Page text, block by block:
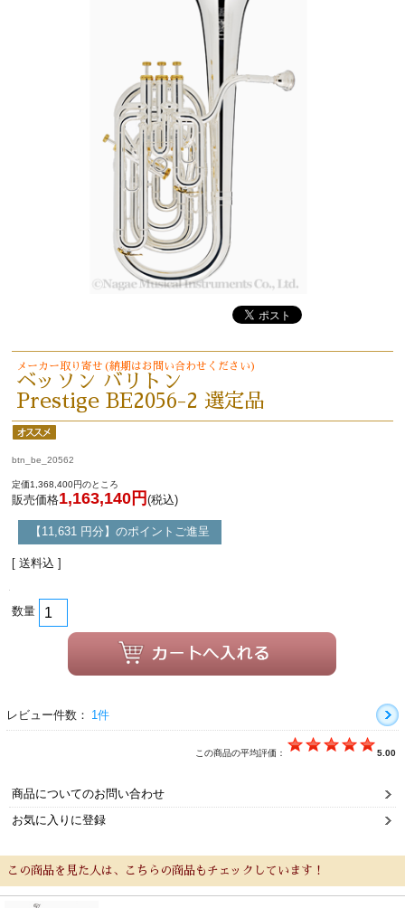
メーカー取り寄せ(納期はお問い合わせください)
ベッソン バリトン
Prestige BE2056-2 選定品
btn_be_20562
定価1,368,400円のところ
販売価格1,163,140円 (税込)
【11,631 円分】のポイントご進呈
[ 送料込 ]
数量
レビュー件数： 1件
この商品の平均評価： 5.00
商品についてのお問い合わせ
お気に入りに登録
この商品を見た人は、こちらの商品もチェックしています！